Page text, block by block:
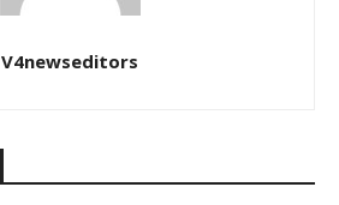
V4newseditors